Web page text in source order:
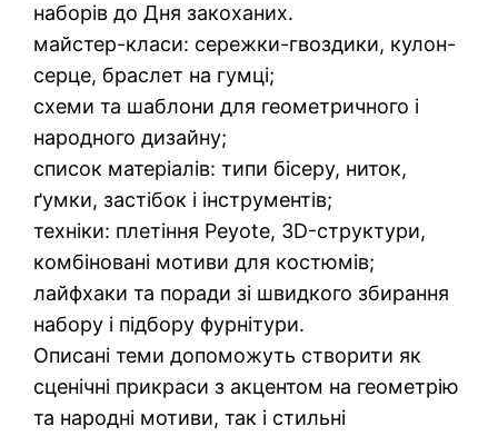
наборів до Дня закоханих.
майстер-класи: сережки-гвоздики, кулон-
серце, браслет на гумці;
схеми та шаблони для геометричного і
народного дизайну;
список матеріалів: типи бісеру, ниток,
ґумки, застібок і інструментів;
техніки: плетіння Peyote, 3D-структури,
комбіновані мотиви для костюмів;
лайфхаки та поради зі швидкого збирання
набору і підбору фурнітури.
Описані теми допоможуть створити як
сценічні прикраси з акцентом на геометрію
та народні мотиви, так і стильні